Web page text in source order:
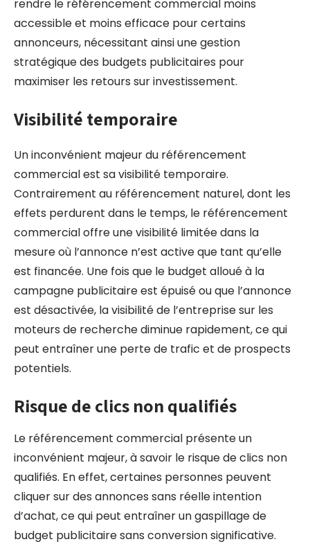
rendre le référencement commercial moins
accessible et moins efficace pour certains
annonceurs, nécessitant ainsi une gestion
stratégique des budgets publicitaires pour
maximiser les retours sur investissement.
Visibilité temporaire
Un inconvénient majeur du référencement
commercial est sa visibilité temporaire.
Contrairement au référencement naturel, dont les
effets perdurent dans le temps, le référencement
commercial offre une visibilité limitée dans la
mesure où l’annonce n’est active que tant qu’elle
est financée. Une fois que le budget alloué à la
campagne publicitaire est épuisé ou que l’annonce
est désactivée, la visibilité de l’entreprise sur les
moteurs de recherche diminue rapidement, ce qui
peut entraîner une perte de trafic et de prospects
potentiels.
Risque de clics non qualifiés
Le référencement commercial présente un
inconvénient majeur, à savoir le risque de clics non
qualifiés. En effet, certaines personnes peuvent
cliquer sur des annonces sans réelle intention
d’achat, ce qui peut entraîner un gaspillage de
budget publicitaire sans conversion significative.